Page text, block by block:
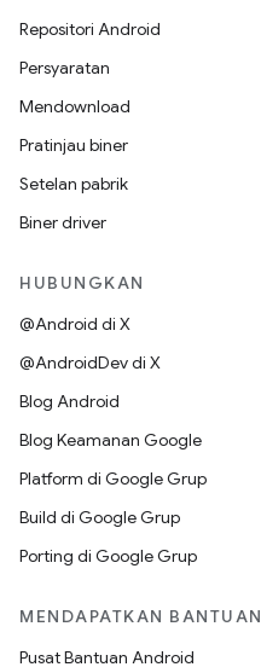
Repositori Android
Persyaratan
Mendownload
Pratinjau biner
Setelan pabrik
Biner driver
HUBUNGKAN
@Android di X
@AndroidDev di X
Blog Android
Blog Keamanan Google
Platform di Google Grup
Build di Google Grup
Porting di Google Grup
MENDAPATKAN BANTUAN
Pusat Bantuan Android